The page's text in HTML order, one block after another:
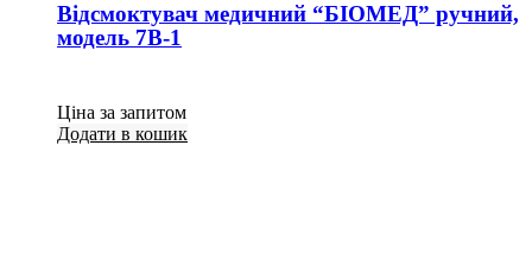
Відсмоктувач медичний “БІОМЕД” ручний,
модель 7В-1
Ціна за запитом
Додати в кошик